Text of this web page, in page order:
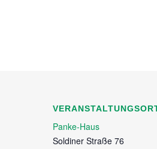
Panke-Haus
Soldiner Straße 76